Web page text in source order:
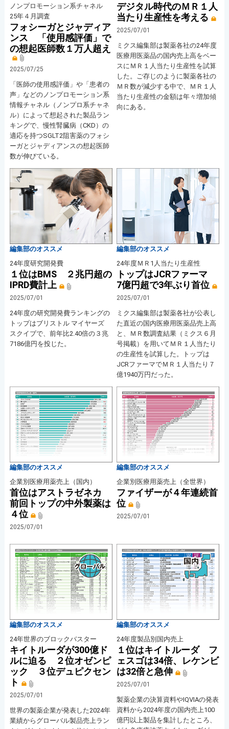
ノンプロモーション系チャネル
25年４月調査
フォシーガとジャディア
ンス 「使用感評価」で
の想起医師数１万人超え
2025/07/25
「医師の使用感評価」や「患者の
声」などのノンプロモーション系
情報チャネル（ノンプロ系チャネ
ル）によって想起された製品ラン
キングで、慢性腎臓病（CKD）の
適応を持つSGLT2阻害薬のフォシ
ーガとジャディアンスの想起医師
数が伸びている。
デジタル時代のＭＲ１人
当たり生産性を考える
2025/07/01
ミクス編集部は製薬各社の24年度
医療用医薬品の国内売上高をベー
スにＭＲ１人当たり生産性を試算
した。ご存じのように製薬各社の
ＭＲ数が減少する中で、ＭＲ１人
当たり生産性の金額は年々増加傾
向にある。
編集部のオススメ
24年度研究開発費
１位はBMS ２兆円超の
IPRD費計上
2025/07/01
24年度の研究開発費ランキングの
トップはブリストル マイヤーズ
スクイブで、前年比2.40倍の３兆
7186億円を投じた。
編集部のオススメ
24年度ＭＲ1人当たり生産性
トップはJCRファーマ
7億円超で3年ぶり首位
2025/07/01
ミクス編集部は製薬各社が公表し
た直近の国内医療用医薬品売上高
と、ＭＲ数調査結果（ミクス６月
号掲載）を用いてＭＲ１人当たり
の生産性を試算した。トップは
JCRファーマでＭＲ１人当たり７
億1940万円だった。
編集部のオススメ
企業別医療用薬売上（国内）
首位はアストラゼネカ
前回トップの中外製薬は
４位
2025/07/01
編集部のオススメ
企業別医療用薬売上（全世界）
ファイザーが４年連続首
位
2025/07/01
編集部のオススメ
24年世界のブロックバスター
キイトルーダが300億ド
ルに迫る ２位オゼンピ
ック ３位デュピクセン
ト
2025/07/01
世界の製薬企業が発表した2024年
業績からグローバル製品売上ラン
編集部のオススメ
24年度製品別国内売上
１位はキイトルーダ フ
ェスゴは34倍、レケンビ
は32倍と急伸
2025/07/01
製薬企業の決算資料やIQVIAの発表
資料から2024年度の国内売上100
億円以上製品を集計したところ、